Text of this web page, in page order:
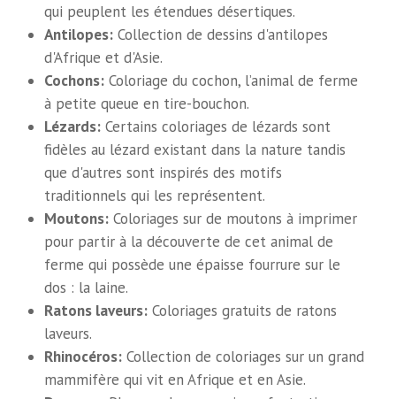
qui peuplent les étendues désertiques.
Antilopes: Collection de dessins d'antilopes
d'Afrique et d'Asie.
Cochons: Coloriage du cochon, l’animal de ferme
à petite queue en tire-bouchon.
Lézards: Certains coloriages de lézards sont
fidèles au lézard existant dans la nature tandis
que d'autres sont inspirés des motifs
traditionnels qui les représentent.
Moutons: Coloriages sur de moutons à imprimer
pour partir à la découverte de cet animal de
ferme qui possède une épaisse fourrure sur le
dos : la laine.
Ratons laveurs: Coloriages gratuits de ratons
laveurs.
Rhinocéros: Collection de coloriages sur un grand
mammifère qui vit en Afrique et en Asie.